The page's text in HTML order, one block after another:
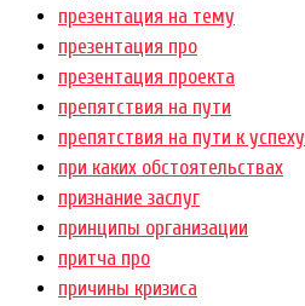
презентация на тему
презентация про
презентация проекта
препятствия на пути
препятствия на пути к успеху
при каких обстоятельствах
признание заслуг
принципы организации
притча про
причины кризиса